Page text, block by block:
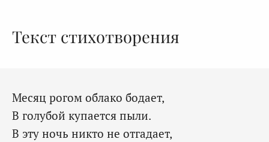
Текст стихотворения
Месяц рогом облако бодает,
В голубой купается пыли.
В эту ночь никто не отгадает,